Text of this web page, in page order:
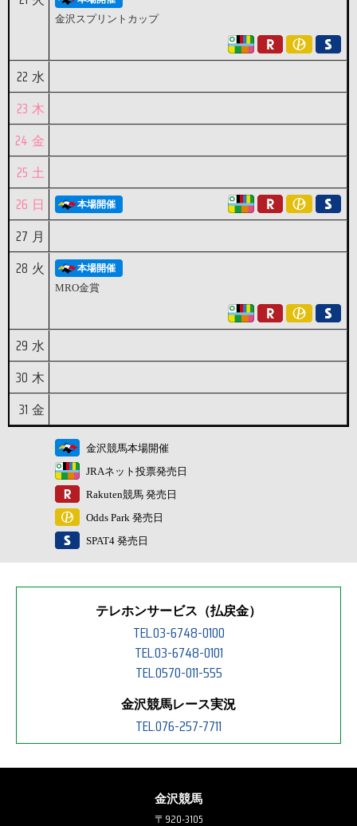
金沢スプリントカップ
22 水
23 木
24 金
25 土
26 日 本場開催
27 月
28 火 本場開催
MRO金賞
29 水
30 木
31 金
金沢競馬本場開催
JRAネット投票発売日
Rakuten競馬 発売日
Odds Park 発売日
SPAT4 発売日
テレホンサービス（払戻金）
TEL.03-6748-0100
TEL.03-6748-0101
TEL.0570-011-555
金沢競馬レース実況
TEL.076-257-7711
金沢競馬
〒920-3105